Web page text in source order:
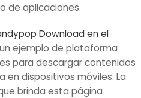
de aplicaciones.
Download en el
ejemplo de plataforma
para descargar contenidos
en dispositivos móviles. La
brinda esta página